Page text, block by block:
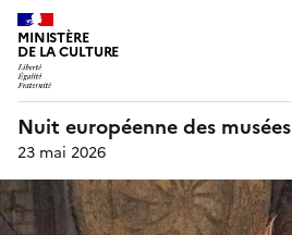
MINISTÈRE
DE LA CULTURE
Nuit européenne des musées
23 mai 2026